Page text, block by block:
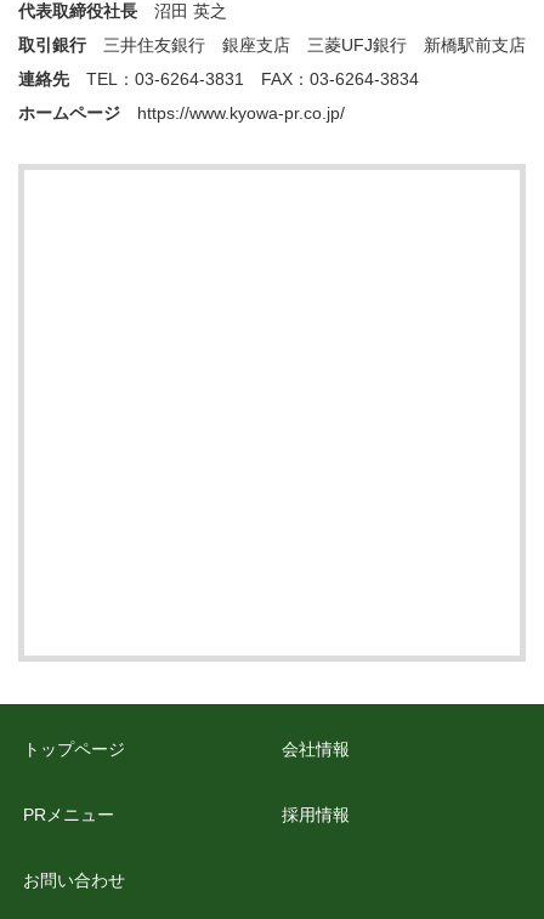
代表取締役社長 沼田 英之
取引銀行三井住友銀行 銀座支店 三菱UFJ銀行 新橋駅前支店
連絡先TEL：03-6264-3831 FAX：03-6264-3834
ホームページ https://www.kyowa-pr.co.jp/
トップページ 会社情報
PRメニュー 採用情報
お問い合わせ